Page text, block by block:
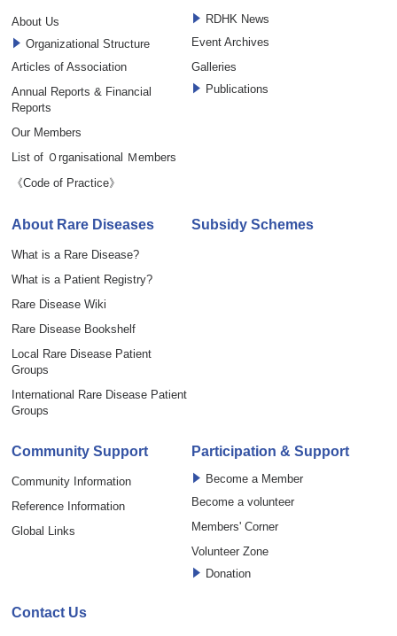
About Us
Organizational Structure
Articles of Association
Annual Reports & Financial
Reports
Our Members
List of Ｏrganisational Ｍembers
《Code of Practice》
RDHK News
Event Archives
Galleries
Publications
About Rare Diseases
What is a Rare Disease?
What is a Patient Registry?
Rare Disease Wiki
Rare Disease Bookshelf
Local Rare Disease Patient
Groups
International Rare Disease Patient
Groups
Subsidy Schemes
Community Support
Community Information
Reference Information
Global Links
Participation & Support
Become a Member
Become a volunteer
Members' Corner
Volunteer Zone
Donation
Contact Us